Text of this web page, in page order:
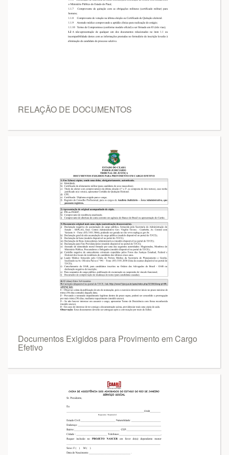
RELAÇÃO DE DOCUMENTOS
Documentos Exigidos para Provimento em Cargo
Efetivo